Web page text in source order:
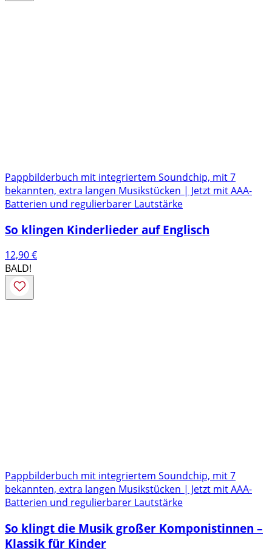
Pappbilderbuch mit integriertem Soundchip, mit 7
bekannten, extra langen Musikstücken | Jetzt mit AAA-
Batterien und regulierbarer Lautstärke
So klingen Kinderlieder auf Englisch
12,90€
BALD!
Pappbilderbuch mit integriertem Soundchip, mit 7
bekannten, extra langen Musikstücken | Jetzt mit AAA-
Batterien und regulierbarer Lautstärke
So klingt die Musik großer Komponistinnen –
Klassik für Kinder